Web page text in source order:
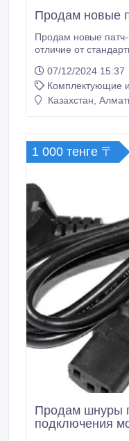
Продам новые
Продам новые патч-корды
отличие от
устойчивость к
07/12/2024 15:37
Комплектующие
Казахстан,
1 000 тенге 〒
Продам шнуры
подключения